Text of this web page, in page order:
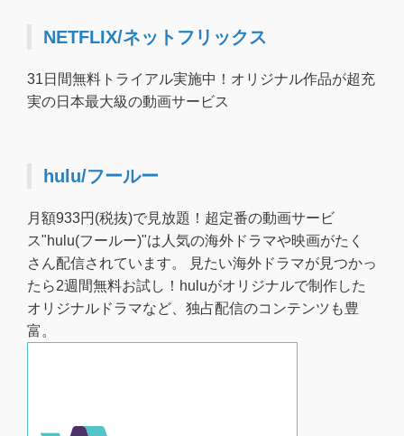
NETFLIX/ネットフリックス
31日間無料トライアル実施中！オリジナル作品が超充
実の日本最大級の動画サービス
hulu/フールー
月額933円(税抜)で見放題！超定番の動画サービ
ス"hulu(フールー)"は人気の海外ドラマや映画がたく
さん配信されています。 見たい海外ドラマが見つかっ
たら2週間無料お試し！huluがオリジナルで制作した
オリジナルドラマなど、独占配信のコンテンツも豊
富。